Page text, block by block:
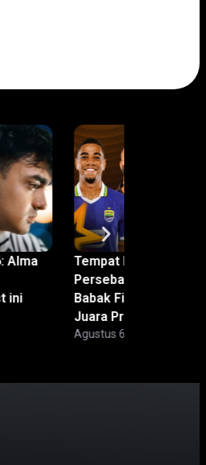
Alma
ini
Tempat Nonton
Persebaya – Piala
Babak Final: Berebut
Juara Pramusim
Agustus 6, 2026